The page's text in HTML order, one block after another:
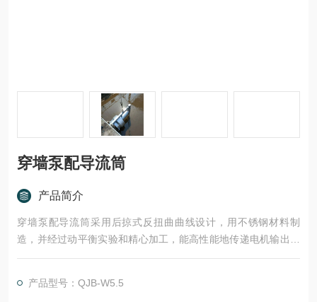
穿墙泵配导流筒
产品简介
穿墙泵配导流筒采用后掠式反扭曲曲线设计，用不锈钢材料制
造，并经过动平衡实验和精心加工，能高性能地传递电机输出功
率。为使叶轮避免阻塞结渣，为防止在运转时叶轮与轴产生松
产品型号：QJB-W5.5